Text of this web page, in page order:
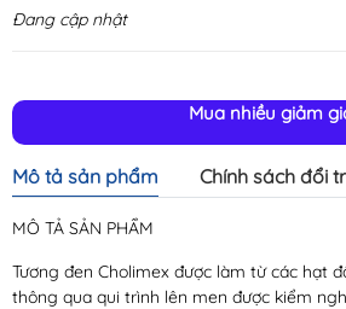
Đang cập nhật
Mua nhiều giảm
Mô tả sản phẩm Chính sách đổi
MÔ TẢ SẢN PHẨM
Tương đen Cholimex được làm từ các hạt
thông qua qui trình lên men được kiểm